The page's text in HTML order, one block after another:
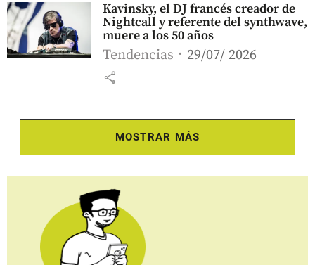
Kavinsky, el DJ francés creador de
Nightcall y referente del synthwave,
muere a los 50 años
Tendencias 29/07/ 2026
share
MOSTRAR MÁS